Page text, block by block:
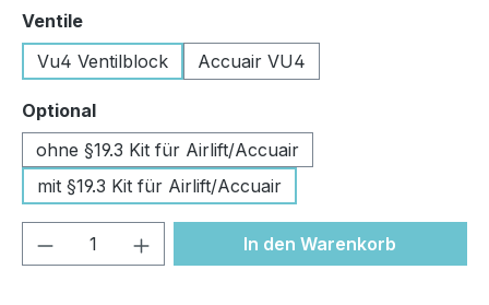
Ventileauswählen
Vu4 Ventilblock
Accuair VU4
Optionalauswählen
ohne §19.3 Kit für Airlift/Accuair
mit §19.3 Kit für Airlift/Accuair
Produkt Anzahl: Gib denIn den Warenkorb